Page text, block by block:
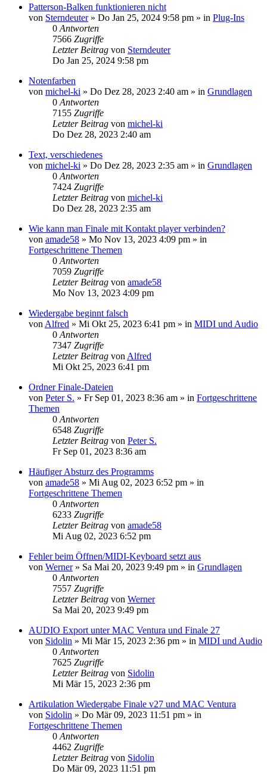
Patterson-Balken funktionieren nicht
von Sterndeuter» Do Jan 25, 2024 9:58 pm » in Plug-Ins
0 Antworten
7566 Zugriffe
Letzter Beitrag von Sterndeuter
Do Jan 25, 2024 9:58 pm
Notenfarben
von michel-ki » Do Dez 28, 2023 2:40 am » in Grundlagen
0 Antworten
7155 Zugriffe
Letzter Beitrag von michel-ki
Do Dez 28, 2023 2:40 am
Text, verschiedenes
von michel-ki » Do Dez 28, 2023 2:35 am » in Grundlagen
0 Antworten
7424 Zugriffe
Letzter Beitrag von michel-ki
Do Dez 28, 2023 2:35 am
Wie kann man Finale mit Kontakt player verbinden?
von amade58 » Mo Nov 13, 2023 4:09 pm » in
Fortgeschrittene Themen
0 Antworten
7059 Zugriffe
Letzter Beitrag von amade58
Mo Nov 13, 2023 4:09 pm
Wiedergabe beginnt falsch
von Alfred » Mi Okt 25, 2023 6:41 pm » in MIDI und Audio
0 Antworten
7347 Zugriffe
Letzter Beitrag von Alfred
Mi Okt 25, 2023 6:41 pm
Ordner Finale-Dateien
von Peter S. » Fr Sep 01, 2023 8:36 am » in Fortgeschrittene
Themen
0 Antworten
6548 Zugriffe
Letzter Beitrag von Peter S.
Fr Sep 01, 2023 8:36 am
Häufiger Absturz des Programms
von amade58 » Mi Aug 02, 2023 6:52 pm » in
Fortgeschrittene Themen
0 Antworten
6233 Zugriffe
Letzter Beitrag von amade58
Mi Aug 02, 2023 6:52 pm
Fehler beim Öffnen/MIDI-Keyboard setzt aus
von Werner» Sa Mai 20, 2023 9:49 pm » in Grundlagen
0 Antworten
7557 Zugriffe
Letzter Beitrag von Werner
Sa Mai 20, 2023 9:49 pm
AUDIO Export unter MAC Ventura und Finale 27
von Sidolin » Mi Mär 15, 2023 2:36 pm » in MIDI und Audio
0 Antworten
7625 Zugriffe
Letzter Beitrag von Sidolin
Mi Mär 15, 2023 2:36 pm
Artikulation Wiedergabe Finale v27 und MAC Ventura
von Sidolin » Do Mär 09, 2023 11:51 pm » in
Fortgeschrittene Themen
0 Antworten
4462 Zugriffe
Letzter Beitrag von Sidolin
Do Mär 09, 2023 11:51 pm